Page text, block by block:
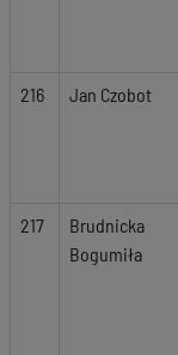
216 Jan Czobot
217
Brudnicka
Bogumiła